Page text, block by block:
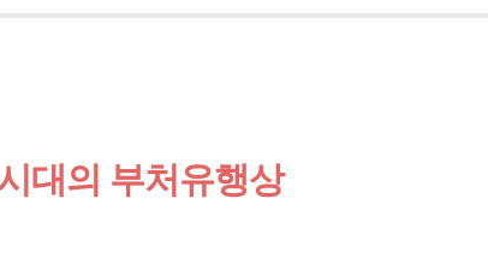
대의 부처유행상